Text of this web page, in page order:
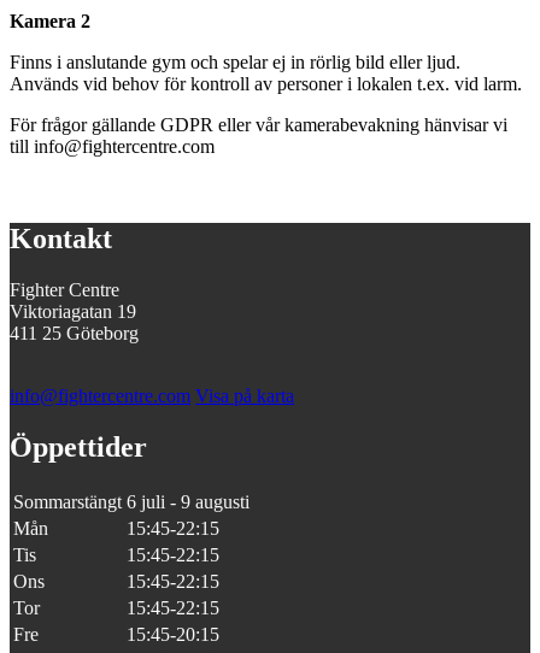
Kamera 2
Finns i anslutande gym och spelar ej in rörlig bild eller ljud.
Används vid behov för kontroll av personer i lokalen t.ex. vid larm.
För frågor gällande GDPR eller vår kamerabevakning hänvisar vi
till info@fightercentre.com
Kontakt
Fighter Centre
Viktoriagatan 19
411 25 Göteborg
info@fightercentre.com Visa på karta
Öppettider
Sommarstängt 6 juli - 9 augusti
Mån
15:45-22:15
Tis
15:45-22:15
Ons
15:45-22:15
Tor
15:45-22:15
Fre
15:45-20:15